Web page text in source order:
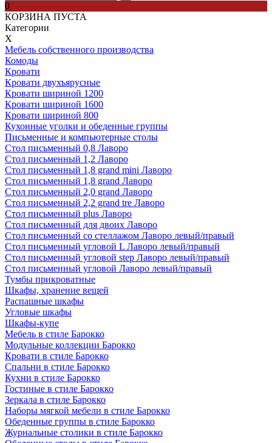
0
КОРЗИНА ПУСТА
Категории
Х
Мебель собственного производства
Комоды
Кровати
Кровати двухъярусные
Кровати шириной 1200
Кровати шириной 1600
Кровати шириной 800
Кухонные уголки и обеденные группы
Письменные и компьютерные столы
Стол письменный 0,8 Лаворо
Стол письменный 1,2 Лаворо
Стол письменный 1,8 grand mini Лаворо
Стол письменный 1,8 grand Лаворо
Стол письменный 2,0 grand Лаворо
Стол письменный 2,2 grand tre Лаворо
Стол письменный plus Лаворо
Стол письменный для двоих Лаворо
Стол письменный со стеллажом Лаворо левый/правый
Стол письменный угловой L Лаворо левый/правый
Стол письменный угловой step Лаворо левый/правый
Стол письменный угловой Лаворо левый/правый
Тумбы прикроватные
Шкафы, хранение вещей
Распашные шкафы
Угловые шкафы
Шкафы-купе
Мебель в стиле Барокко
Модульные коллекции Барокко
Кровати в стиле Барокко
Спальни в стиле Барокко
Кухни в стиле Барокко
Гостиные в стиле Барокко
Зеркала в стиле Барокко
Наборы мягкой мебели в стиле Барокко
Обеденные группы в стиле Барокко
Журнальные столики в стиле Барокко